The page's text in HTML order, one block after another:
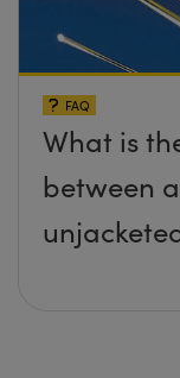
FAQ
What is
between